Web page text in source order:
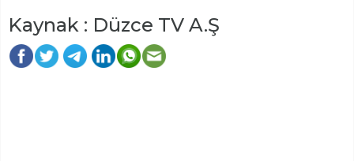
Kaynak : Düzce TV A.Ş